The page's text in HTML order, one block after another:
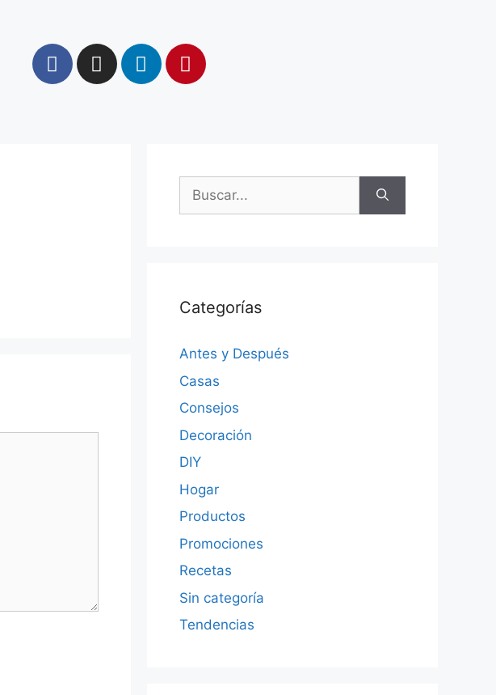
Categorías
Antes y Después
Casas
Consejos
Decoración
DIY
Hogar
Productos
Promociones
Recetas
Sin categoría
Tendencias